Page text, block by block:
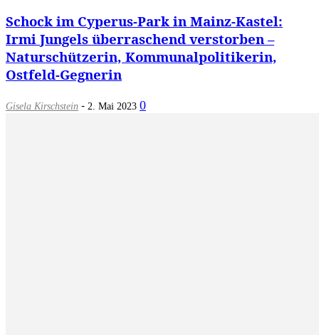
Schock im Cyperus-Park in Mainz-Kastel:
Irmi Jungels überraschend verstorben –
Naturschützerin, Kommunalpolitikerin,
Ostfeld-Gegnerin
Gisela Kirschstein - 2. Mai 2023 0